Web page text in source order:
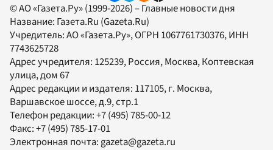
© АО «Газета.Ру» (1999-2026) – Главные новости дня
Название: Газета.Ru (Gazeta.Ru)
Учредитель:АО «Газета.Ру», ОГРН 1067761730376, ИНН
7743625728
Адрес учредителя: 125239, Россия, Москва, Коптевская
улица, дом 67
Адрес редакции и издателя: 117105, г. Москва,
Варшавское шоссе, д.9, стр.1
Телефон редакции:+7 (495) 785-00-12
Факс:+7 (495) 785-17-01
Электронная почта: gazeta@gazeta.ru